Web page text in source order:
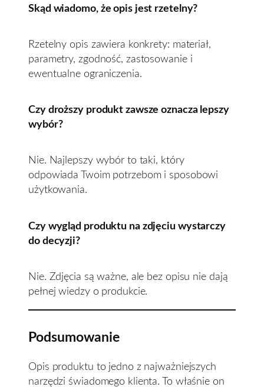
Skąd wiadomo, że opis jest rzetelny?
Rzetelny opis zawiera konkrety: materiał,
parametry, zgodność, zastosowanie i
ewentualne ograniczenia.
Czy droższy produkt zawsze oznacza lepszy
wybór?
Nie. Najlepszy wybór to taki, który
odpowiada Twoim potrzebom i sposobowi
użytkowania.
Czy wygląd produktu na zdjęciu wystarczy
do decyzji?
Nie. Zdjęcia są ważne, ale bez opisu nie dają
pełnej wiedzy o produkcie.
Podsumowanie
Opis produktu to jedno z najważniejszych
narzędzi świadomego klienta. To właśnie on